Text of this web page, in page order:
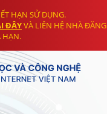
HẠN SỬ DỤNG.
ĐÂYVÀ LIÊN HỆ NHÀ ĐĂNG
HẠN.